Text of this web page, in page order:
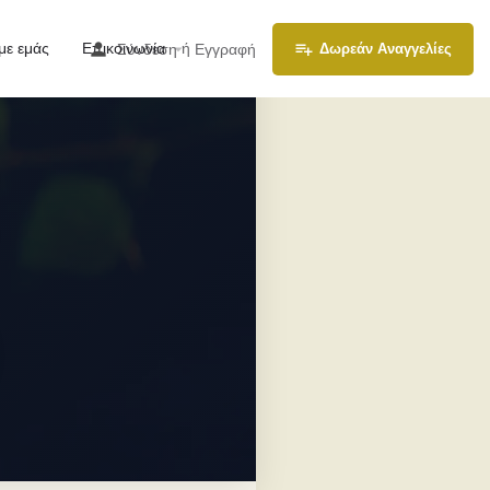
εμάς Επικοινωνία
Σύνδεση ή Εγγραφή Δωρεάν Αναγγελίες